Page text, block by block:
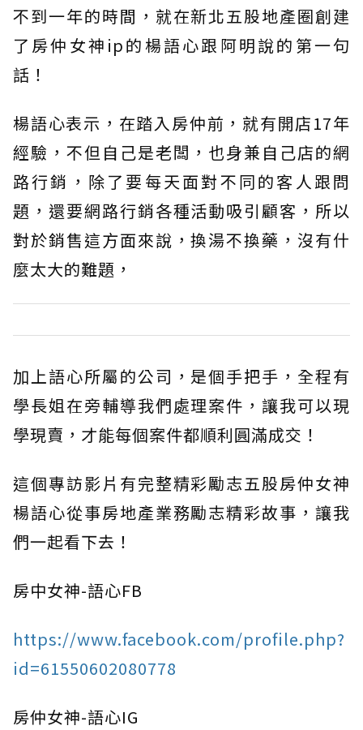
不到一年的時間，就在新北五股地產圈創建
了房仲女神ip的楊語心跟阿明說的第一句
話！
楊語心表示，在踏入房仲前，就有開店17年
經驗，不但自己是老闆，也身兼自己店的網
路行銷，除了要每天面對不同的客人跟問
題，還要網路行銷各種活動吸引顧客，所以
對於銷售這方面來說，換湯不換藥，沒有什
麼太大的難題，
加上語心所屬的公司，是個手把手，全程有
學長姐在旁輔導我們處理案件，讓我可以現
學現賣，才能每個案件都順利圓滿成交！
這個專訪影片有完整精彩勵志五股房仲女神
楊語心從事房地產業務勵志精彩故事，讓我
們一起看下去！
房中女神-語心FB
https://www.facebook.com/profile.php?
id=61550602080778
房仲女神-語心IG